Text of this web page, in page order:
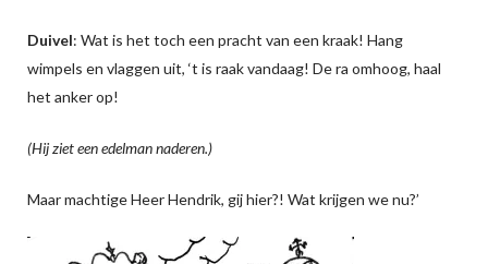
Duivel: Wat is het toch een pracht van een kraak! Hang
wimpels en vlaggen uit, ‘t is raak vandaag! De ra omhoog, haal
het anker op!
(Hij ziet een edelman naderen.)
Maar machtige Heer Hendrik, gij hier?! Wat krijgen we nu?’